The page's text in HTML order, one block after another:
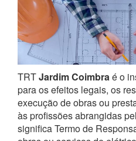
TRTJardim Coimbraé o
para os efeitos legais, os
execução de obras ou
às profissões abrangidas
significa Termo de